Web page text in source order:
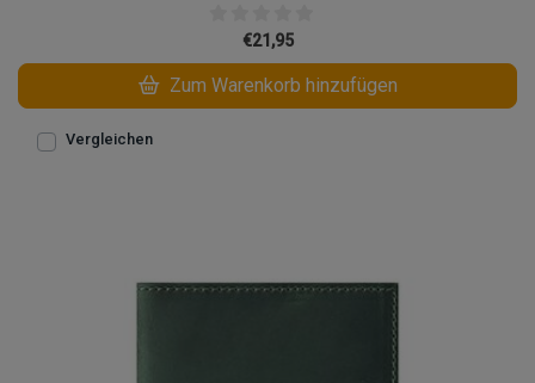
€21,95
Zum Warenkorb hinzufügen
Vergleichen